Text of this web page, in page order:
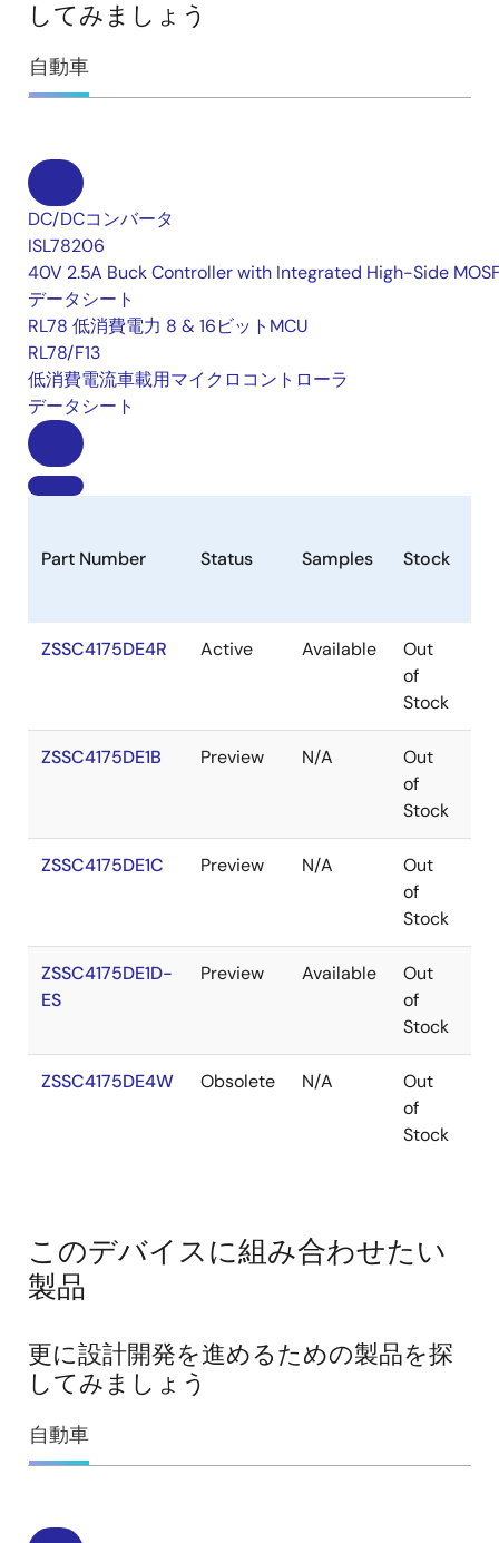
してみましょう
自動車
DC/DCコンバータ
ISL78206
40V 2.5A Buck Controller with Integrated High-Side
データシート
RL78 低消費電力 8 & 16ビットMCU
RL78/F13
低消費電流車載用マイクロコントローラ
データシート
Part Number Status Samples Stock
ZSSC4175DE4R Active Available
Out
of
Stock
ZSSC4175DE1B Preview N/A
Out
of
Stock
ZSSC4175DE1C Preview N/A
Out
of
Stock
ZSSC4175DE1D-
ES
Preview Available
Out
of
Stock
ZSSC4175DE4W Obsolete N/A
Out
of
Stock
このデバイスに組み合わせたい
製品
更に設計開発を進めるための製品を探
してみましょう
自動車